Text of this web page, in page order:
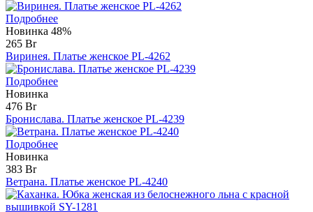
Подробнее
Новинка 48%
265 Br
Виринея. Платье женское PL-4262
Подробнее
Новинка
476 Br
Бронислава. Платье женское PL-4239
Подробнее
Новинка
383 Br
Ветрана. Платье женское PL-4240